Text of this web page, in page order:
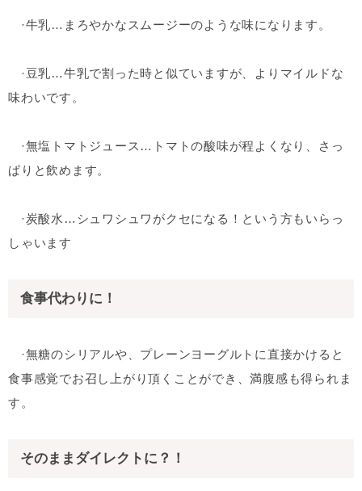
·牛乳…まろやかなスムージーのような味になります。
·豆乳…牛乳で割った時と似ていますが、よりマイルドな
味わいです。
·無塩トマトジュース…トマトの酸味が程よくなり、さっ
ぱりと飲めます。
·炭酸水…シュワシュワがクセになる！という方もいらっ
しゃいます
食事代わりに！
·無糖のシリアルや、プレーンヨーグルトに直接かけると
食事感覚でお召し上がり頂くことができ、満腹感も得られま
す。
そのままダイレクトに？！